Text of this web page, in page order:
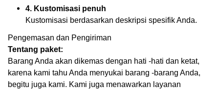
4. Kustomisasi penuh
Kustomisasi berdasarkan deskripsi spesifik Anda.
Pengemasan dan Pengiriman
Tentang paket:
Barang Anda akan dikemas dengan hati -hati dan ketat,
karena kami tahu Anda menyukai barang -barang Anda,
begitu juga kami. Kami juga menawarkan layanan